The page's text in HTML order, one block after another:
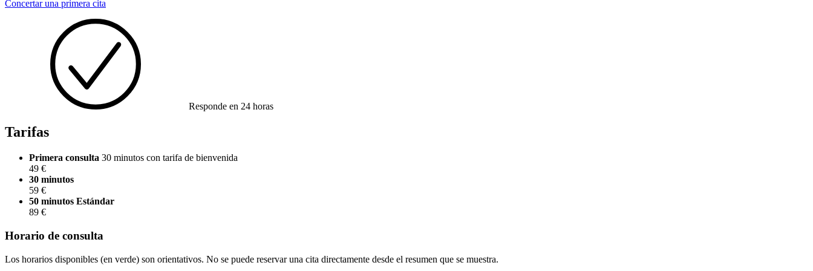
Concertar una primera cita
Responde en 24 horas
Tarifas
Primera consulta 30 minutos con tarifa de bienvenida
49 €
30 minutos
59 €
50 minutos Estándar
89 €
Horario de consulta
Los horarios disponibles (en verde) son orientativos. No se puede reservar una cita directamente desde el resumen que se muestra.